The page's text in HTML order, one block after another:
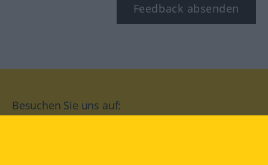
Feedback absenden
Besuchen Sie uns auf: